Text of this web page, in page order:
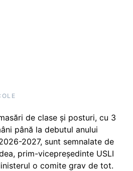
de clase și posturi, cu 3
până la debutul anului
2027, sunt semnalate de
prim-vicepreședinte USLI
o comite grav de tot.